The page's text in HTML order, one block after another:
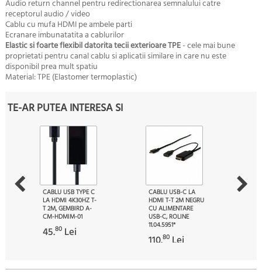
Audio return channelpentru redirectionarea semnalului catre
receptorul audio / video
Cablu cu mufa HDMI pe ambele parti
Ecranare imbunatatita a cablurilor
Elastic si foarte flexibil datorita tecii exterioare TPE- cele mai bune
proprietati pentru canal cablu si aplicatii similare in care nu este
disponibil prea mult spatiu
Material: TPE (Elastomer termoplastic)
TE-AR PUTEA INTERESA SI
CABLU USB TYPE C
LA HDMI 4K30HZ T-
T 2M, GEMBIRD A-
CM-HDMIM-01
45.80 Lei
CABLU USB-C LA
HDMI T-T 2M NEGRU
CU ALIMENTARE
USB-C, ROLINE
11.04.5951*
110.80 Lei